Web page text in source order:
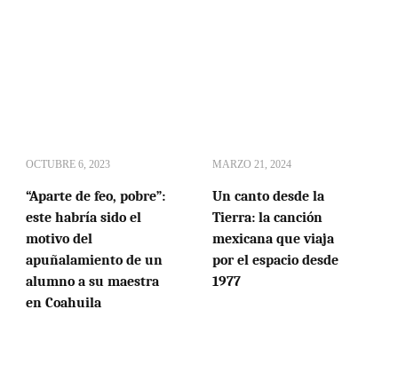
OCTUBRE 6, 2023
“Aparte de feo, pobre”:
este habría sido el
motivo del
apuñalamiento de un
alumno a su maestra
en Coahuila
MARZO 21, 2024
Un canto desde la
Tierra: la canción
mexicana que viaja
por el espacio desde
1977